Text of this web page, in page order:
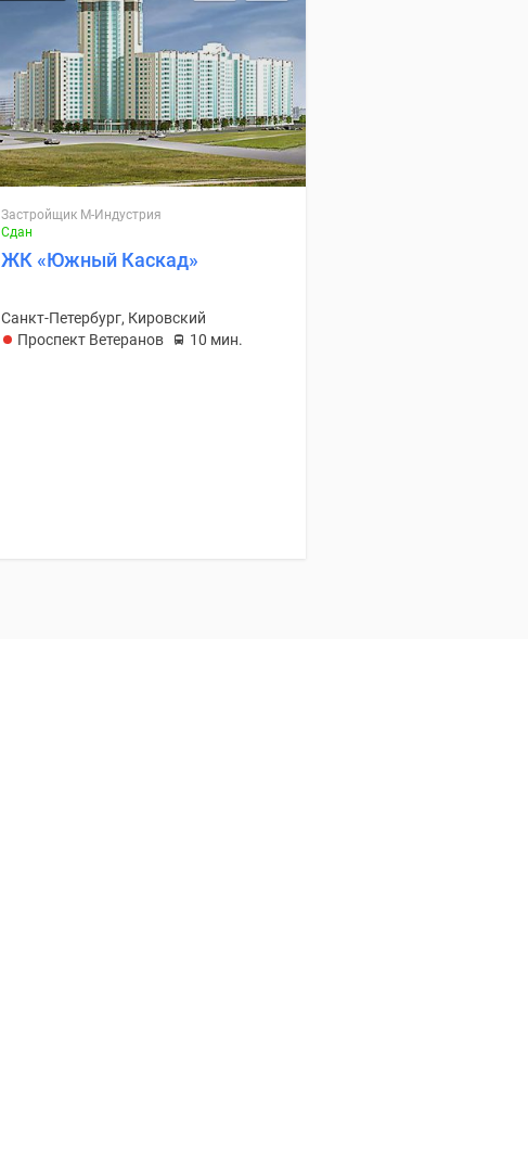
Посмотреть ещё
1
Застройщик М-Индустрия
Сдан
ЖК «Южный Каскад»
Санкт-Петербург, Кировский
Проспект Ветеранов
10 мин.